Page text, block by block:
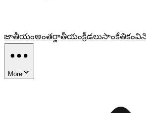
జాతీయంఅంతర్జాతీయంక్రీడలుసాంకేతికం
More